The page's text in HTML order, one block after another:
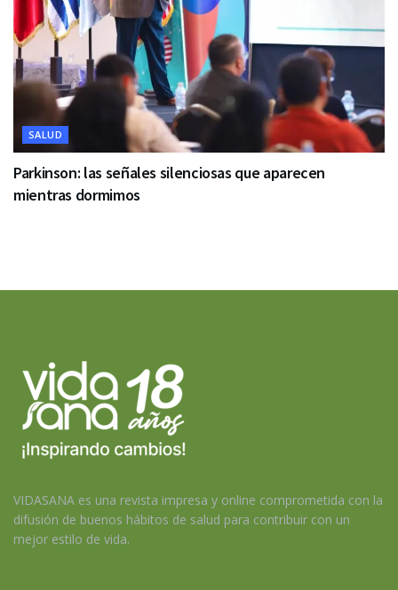
SALUD
Parkinson: las señales silenciosas que aparecen
mientras dormimos
VIDASANA es una revista impresa y online comprometida con la
difusión de buenos hábitos de salud para contribuir con un
mejor estilo de vida.